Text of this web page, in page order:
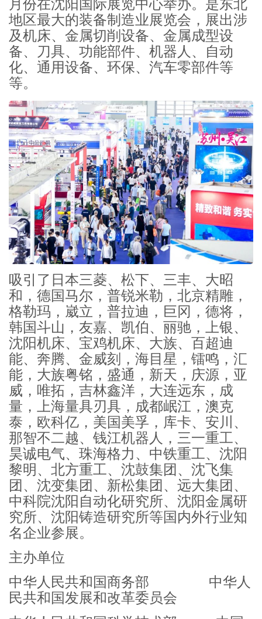
月份在沈阳国际展览中心举办。是东北
地区最大的装备制造业展览会，展出涉
及机床、金属切削设备、金属成型设
备、刀具、功能部件、机器人、自动
化、通用设备、环保、汽车零部件等
等。
吸引了日本三菱、松下、三丰、大昭
和，德国马尔，普锐米勒，北京精雕，
格勒玛，崴立，普拉迪，巨冈，德将，
韩国斗山，友嘉、凯伯、丽驰，上银、
沈阳机床、宝鸡机床、大族、百超迪
能、奔腾、金威刻，海目星，镭鸣，汇
能，大族粤铭，盛通，新天，庆源，亚
威，唯拓，吉林鑫洋，大连远东，成
量，上海量具刃具，成都岷江，澳克
泰，欧科亿，美国美孚，库卡、安川、
那智不二越、钱江机器人，三一重工、
昊诚电气、珠海格力、中铁重工、沈阳
黎明、北方重工、沈鼓集团、沈飞集
团、沈变集团、新松集团、远大集团、
中科院沈阳自动化研究所、沈阳金属研
究所、沈阳铸造研究所等国内外行业知
名企业参展。
主办单位
中华人民共和国商务部 中华人
民共和国发展和改革委员会